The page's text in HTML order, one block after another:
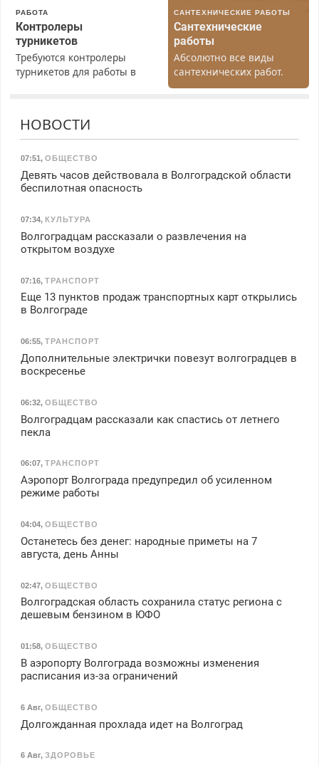
РАБОТА
Контролеры
турникетов
Требуются контролеры
турникетов для работы в
работы любой.
Бесплатное проживание.
З/п – до 96000 рублей до
вычета налогов.
Ежемесячно
премия. Возможно
бесплатное обучение,
получение документов,
работа инспектором по
безопасности с з/п до
125000 руб.
САНТЕХНИЧЕСКИЕ РАБОТЫ
Сантехнические
работы
Абсолютно все виды
сантехнических работ.
Быстро. Качественно.
НОВОСТИ
07:51, ОБЩЕСТВО
Девять часов действовала в Волгоградской области
беспилотная опасность
07:34, КУЛЬТУРА
Волгоградцам рассказали о развлечения на
открытом воздухе
07:16, ТРАНСПОРТ
Еще 13 пунктов продаж транспортных карт открылись
в Волгограде
06:55, ТРАНСПОРТ
Дополнительные электрички повезут волгоградцев в
воскресенье
06:32, ОБЩЕСТВО
Волгоградцам рассказали как спастись от летнего
пекла
06:07, ТРАНСПОРТ
Аэропорт Волгограда предупредил об усиленном
режиме работы
04:04, ОБЩЕСТВО
Останетесь без денег: народные приметы на 7
августа, день Анны
02:47, ОБЩЕСТВО
Волгоградская область сохранила статус региона с
дешевым бензином в ЮФО
01:58, ОБЩЕСТВО
В аэропорту Волгограда возможны изменения
расписания из-за ограничений
6 Авг, ОБЩЕСТВО
Долгожданная прохлада идет на Волгоград
6 Авг, ЗДОРОВЬЕ